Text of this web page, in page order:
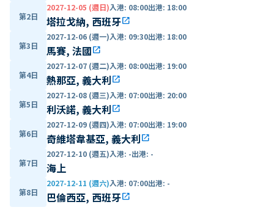
第2日
2027-12-05 (週日)入港: 08:00出港: 18:00
塔拉戈納, 西班牙open_in_new
第3日
2027-12-06 (週一)入港: 09:30出港: 18:00
馬賽, 法國open_in_new
第4日
2027-12-07 (週二)入港: 08:00出港: 19:00
熱那亞, 義大利open_in_new
第5日
2027-12-08 (週三)入港: 07:00出港: 20:00
利沃諾, 義大利open_in_new
第6日
2027-12-09 (週四)入港: 07:00出港: 19:00
奇維塔韋基亞, 義大利open_in_new
第7日
2027-12-10 (週五)入港: -出港: -
海上
第8日
2027-12-11 (週六)入港: 07:00出港: -
巴倫西亞, 西班牙open_in_new